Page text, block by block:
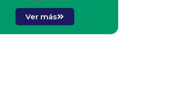
Ver más